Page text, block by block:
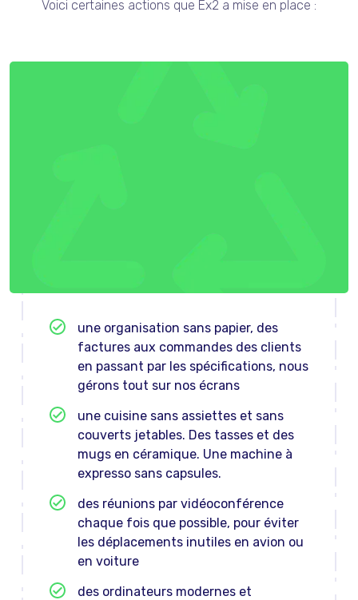
Voici certaines actions que Ex2 a mise en place :
une organisation sans papier, des
factures aux commandes des clients
en passant par les spécifications, nous
gérons tout sur nos écrans
une cuisine sans assiettes et sans
couverts jetables. Des tasses et des
mugs en céramique. Une machine à
expresso sans capsules.
des réunions par vidéoconférence
chaque fois que possible, pour éviter
les déplacements inutiles en avion ou
en voiture
des ordinateurs modernes et